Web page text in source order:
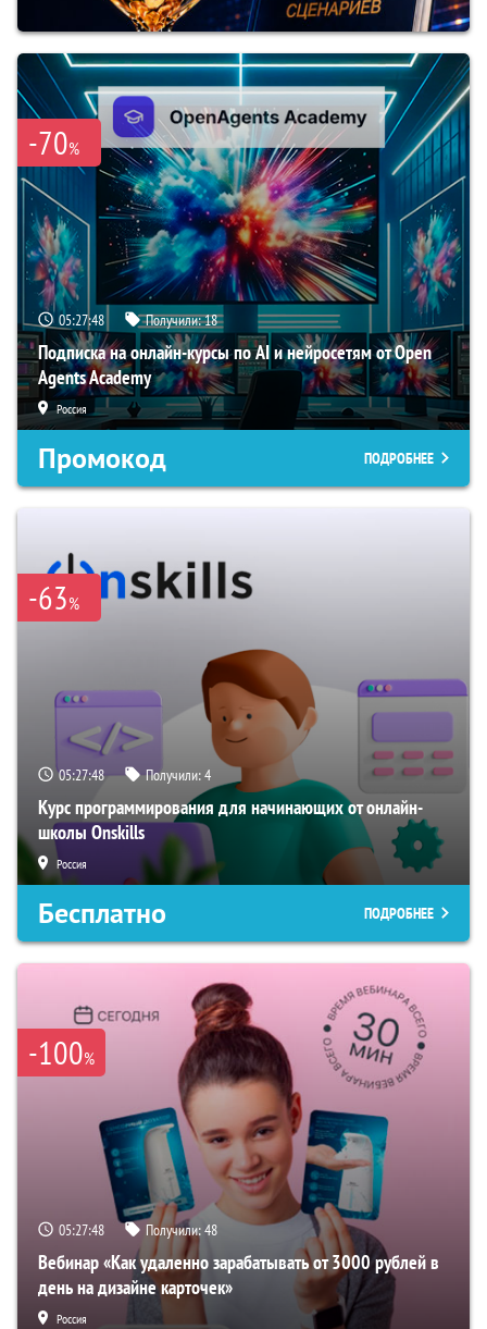
-70%
05:27:47 Получили:18
Подписка на онлайн-курсы по AI и нейросетям от Open
Agents Academy
Россия
Промокод ПОДРОБНЕЕ
-63%
05:27:47 Получили:4
Курс программирования для начинающих от онлайн-
школы Onskills
Россия
Бесплатно ПОДРОБНЕЕ
-100%
05:27:47 Получили:48
Вебинар «Как удаленно зарабатывать от 3000 рублей в
день на дизайне карточек»
Россия